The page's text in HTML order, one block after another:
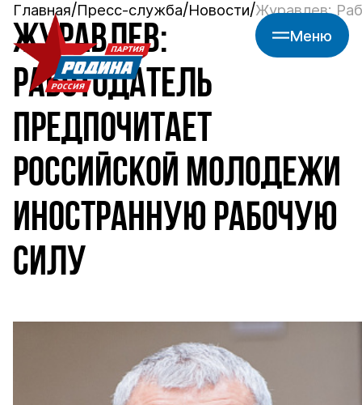
Меню
Главная Пресс-служба Новости Журавлев:
ЖУРАВЛЕВ:
РАБОТОДАТЕЛЬ
ПРЕДПОЧИТАЕТ
РОССИЙСКОЙ МОЛОДЕЖИ
ИНОСТРАННУЮ РАБОЧУЮ
СИЛУ